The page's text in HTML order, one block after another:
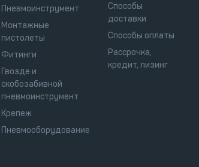
Пневмоинструмент
Монтажные
пистолеты
Фитинги
Гвозде и
скобозабивной
пневмоинструмент
Крепеж
Пневмооборудование
Способы
доставки
Способы оплаты
Рассрочка,
кредит, лизинг